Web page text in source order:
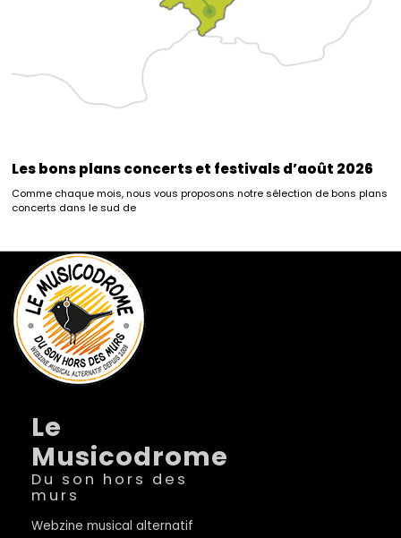
Les bons plans concerts et festivals d’août 2026
Comme chaque mois, nous vous proposons notre sélection de bons plans
concerts dans le sud de
Le
Musicodrome
Du son hors des
murs
Webzine musical alternatif